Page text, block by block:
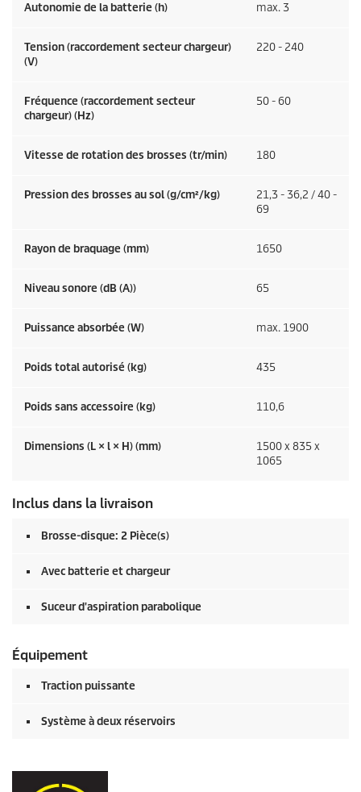
Autonomie de la batterie (h) max. 3
Tension (raccordement secteur chargeur)
(V)
220 - 240
Fréquence (raccordement secteur
chargeur) (Hz)
50 - 60
Vitesse de rotation des brosses (tr/min) 180
Pression des brosses au sol (g/cm²/kg)
21,3 - 36,2 / 40 -
69
Rayon de braquage (mm) 1650
Niveau sonore (dB (A)) 65
Puissance absorbée (W) max. 1900
Poids total autorisé (kg) 435
Poids sans accessoire (kg) 110,6
Dimensions (L × l × H) (mm)
1500 x 835 x
1065
Inclus dans la livraison
Brosse-disque: 2 Pièce(s)
Avec batterie et chargeur
Suceur d'aspiration parabolique
Équipement
Traction puissante
Système à deux réservoirs